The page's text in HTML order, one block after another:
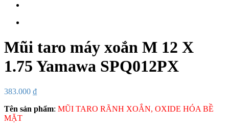
Mũi taro máy xoắn M 12 X
1.75 Yamawa SPQ012PX
383.000 ₫
Tên sản phẩm: MŨI TARO RÃNH XOẮN, OXIDE HÓA BỀ
MẶT